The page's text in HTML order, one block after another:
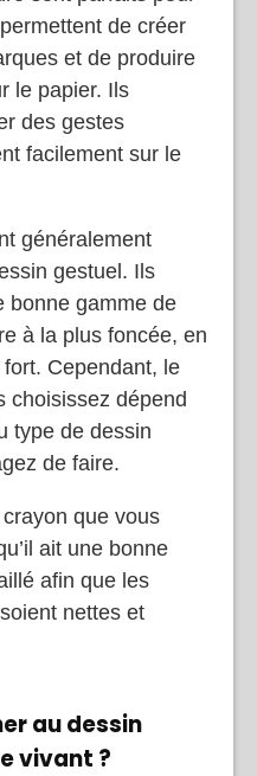
de créer
et de produire
le papier. Ils
des gestes
facilement sur le
généralement
gestuel. Ils
bonne gamme de
à la plus foncée, en
Cependant, le
choisissez dépend
type de dessin
de faire.
que vous
ait une bonne
afin que les
nettes et
au dessin
vivant ?